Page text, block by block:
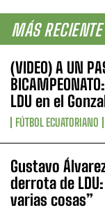
MÁS RECIENTE
(VIDEO) A UN
LDU en el
FÚTBOL ECUATORIANO
Gustavo
derrota de
varias cosas”